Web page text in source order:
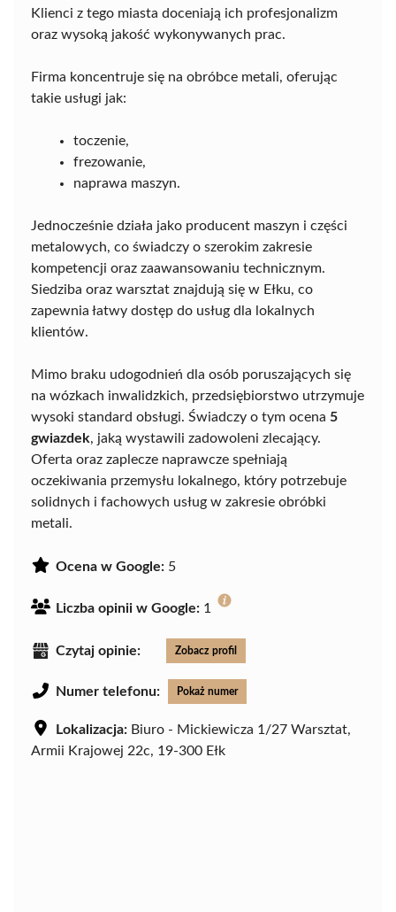
Klienci z tego miasta doceniają ich profesjonalizm
oraz wysoką jakość wykonywanych prac.
Firma koncentruje się na obróbce metali, oferując
takie usługi jak:
toczenie,
frezowanie,
naprawa maszyn.
Jednocześnie działa jako producent maszyn i części
metalowych, co świadczy o szerokim zakresie
kompetencji oraz zaawansowaniu technicznym.
Siedziba oraz warsztat znajdują się w Ełku, co
zapewnia łatwy dostęp do usług dla lokalnych
klientów.
Mimo braku udogodnień dla osób poruszających się
na wózkach inwalidzkich, przedsiębiorstwo utrzymuje
wysoki standard obsługi. Świadczy o tym ocena 5
gwiazdek, jaką wystawili zadowoleni zlecający.
Oferta oraz zaplecze naprawcze spełniają
oczekiwania przemysłu lokalnego, który potrzebuje
solidnych i fachowych usług w zakresie obróbki
metali.
Ocena w Google: 5
Liczba opinii w Google: 1
Czytaj opinie: Zobacz profil
Numer telefonu: Pokaż numer
Lokalizacja: Biuro - Mickiewicza 1/27 Warsztat,
Armii Krajowej 22c, 19-300 Ełk